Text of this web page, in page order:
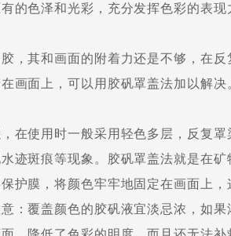
的色泽和光彩，充分发挥色彩的表现
其和画面的附着力还是不够，在反
画面上，可以用胶矾罩盖法加以解决
使用时一般采用轻色多层，反复罩
迹斑痕等现象。胶矾罩盖法就是在
护膜，将颜色牢牢地固定在画面上
：覆盖颜色的胶矾液宜淡忌浓，如